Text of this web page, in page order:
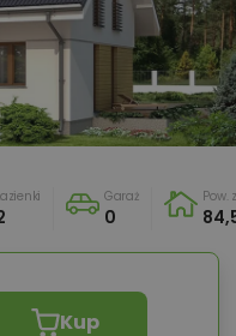
Garaż
0
Pow.
Kup